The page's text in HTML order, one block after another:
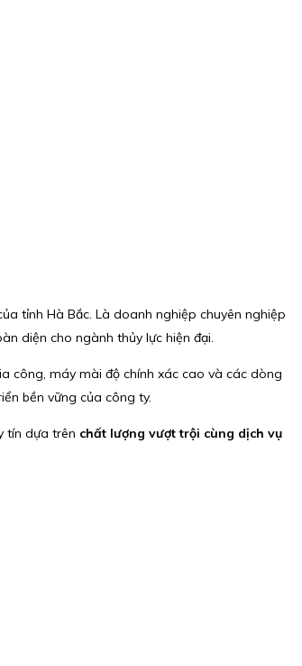
tỉnh Hà Bắc. Là doanh nghiệp chuyên nghiệp
diện cho ngành thủy lực hiện đại.
công, máy mài độ chính xác cao và các dòng
bền vững của công ty.
tín dựa trên chất lượng vượt trội cùng dịch vụ